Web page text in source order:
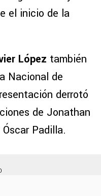
el inicio de la
López también
Nacional de
derrotó
de Jonathan
Padilla.